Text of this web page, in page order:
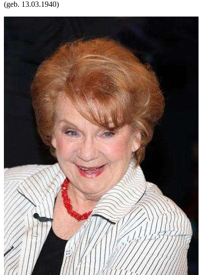
(geb. 13.03.1940)